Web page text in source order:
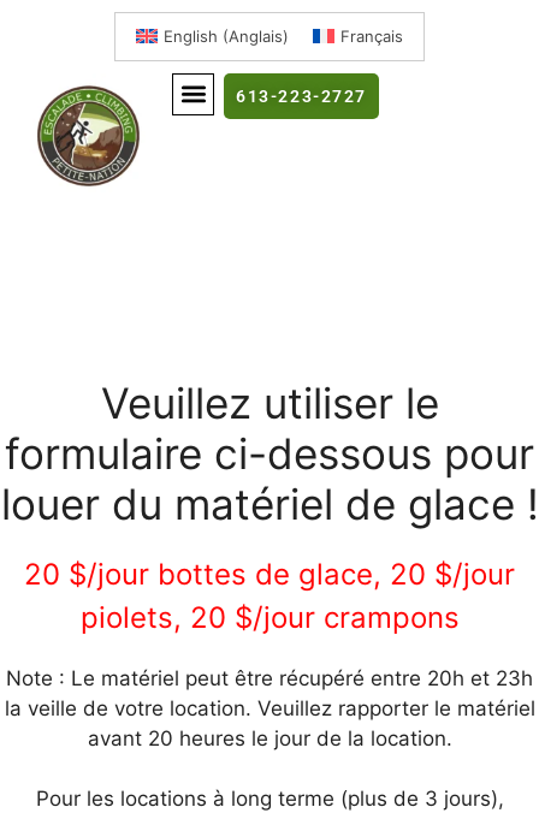
English (Anglais) Français
613-223-2727
Veuillez utiliser le
formulaire ci-dessous pour
louer du matériel de glace !
20 $/jour bottes de glace, 20 $/jour
piolets, 20 $/jour crampons
Note : Le matériel peut être récupéré entre 20h et 23h
la veille de votre location. Veuillez rapporter le matériel
avant 20 heures le jour de la location.
Pour les locations à long terme (plus de 3 jours),